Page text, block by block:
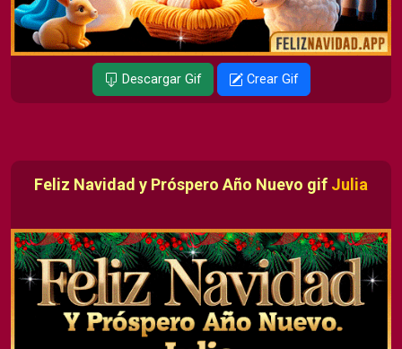
Descargar Gif Crear Gif
Feliz Navidad y Próspero Año Nuevo gif Julia